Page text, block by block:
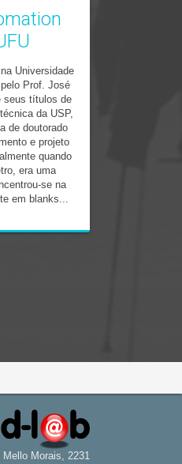
Universidade
Prof. José
seus títulos de
da USP,
de doutorado
e projeto
quando
era uma
se na
em blanks...
Morais, 2231